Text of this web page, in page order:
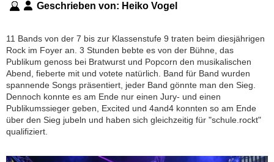
Geschrieben von: Heiko Vogel
11 Bands von der 7 bis zur Klassenstufe 9 traten beim diesjährigen
Rock im Foyer an. 3 Stunden bebte es von der Bühne, das
Publikum genoss bei Bratwurst und Popcorn den musikalischen
Abend, fieberte mit und votete natürlich. Band für Band wurden
spannende Songs präsentiert, jeder Band gönnte man den Sieg.
Dennoch konnte es am Ende nur einen Jury- und einen
Publikumssieger geben, Excited und 4and4 konnten so am Ende
über den Sieg jubeln und haben sich gleichzeitig für "schule.rockt"
qualifiziert.